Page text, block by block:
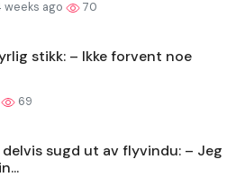
weeks ago 70
stikk: – Ikke forvent noe
69
sugd ut av flyvindu: – Jeg